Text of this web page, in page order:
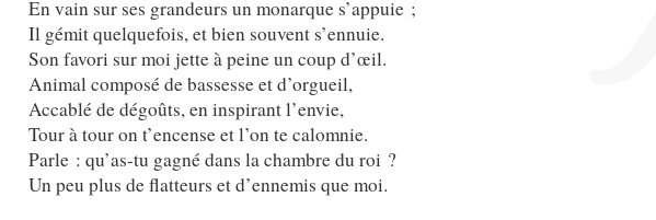
En vain sur ses grandeurs un monarque s’appuie ;
Il gémit quelquefois, et bien souvent s’ennuie.
Son favori sur moi jette à peine un coup d’œil.
Animal composé de bassesse et d’orgueil,
Accablé de dégoûts, en inspirant l’envie,
Tour à tour on t’encense et l’on te calomnie.
Parle : qu’as-tu gagné dans la chambre du roi ?
Un peu plus de flatteurs et d’ennemis que moi.